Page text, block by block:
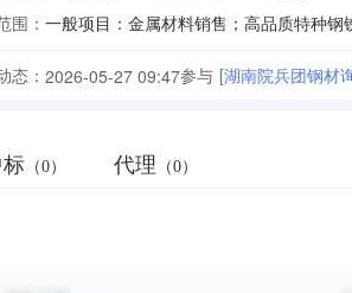
围：
态： 2026-05-27 09:47参与 [湖南院兵团钢材
标 （0） 代理 （0）